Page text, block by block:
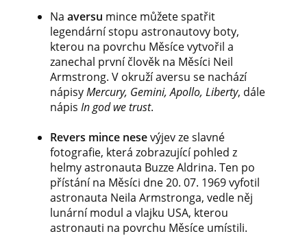
Na aversu mince můžete spatřit
legendární stopu astronautovy boty,
kterou na povrchu Měsíce vytvořil a
zanechal první člověk na Měsíci Neil
Armstrong. V okruží aversu se nachází
nápisyMercury, Gemini, Apollo, Liberty, dále
nápis In god we trust.
Revers mince nesevýjev ze slavné
fotografie, která zobrazující pohled z
helmy astronauta Buzze Aldrina. Ten po
přístání na Měsíci dne 20. 07. 1969 vyfotil
astronauta Neila Armstronga, vedle něj
lunární modul a vlajku USA, kterou
astronauti na povrchu Měsíce umístili.